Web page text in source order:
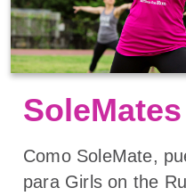
SoleMates
Como SoleMate,
para Girls on the